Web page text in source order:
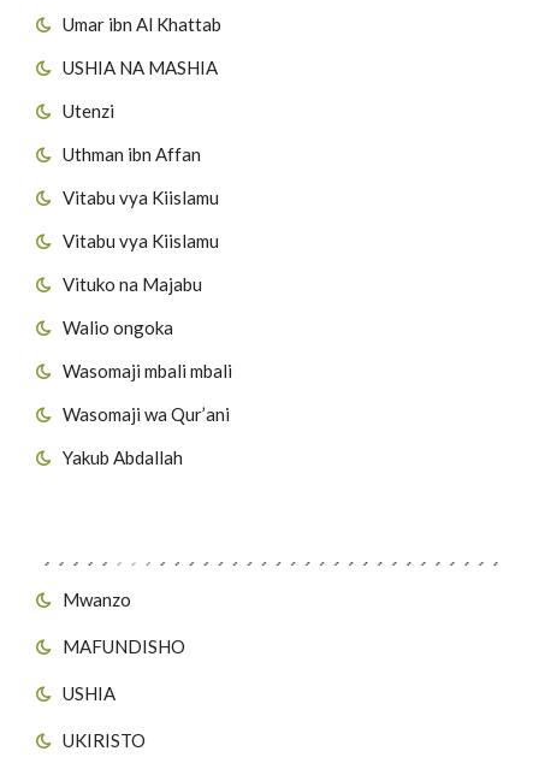
Umar ibn Al Khattab
USHIA NA MASHIA
Utenzi
Uthman ibn Affan
Vitabu vya Kiislamu
Vitabu vya Kiislamu
Vituko na Majabu
Walio ongoka
Wasomaji mbali mbali
Wasomaji wa Qur’ani
Yakub Abdallah
Mwanzo
MAFUNDISHO
USHIA
UKIRISTO